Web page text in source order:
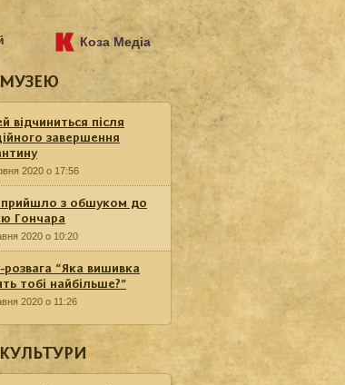
Коза Медіа
відчиниться після
завершення
2020 о 17:56
з обшуком до
Гончара
2020 о 10:20
розвага “Яка вишивка
тобі найбільше?”
2020 о 11:26